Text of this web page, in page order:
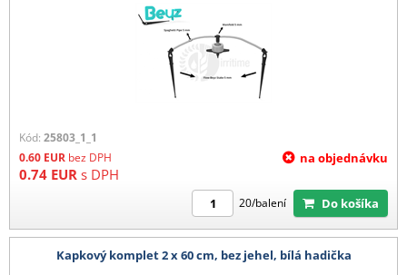
Kód: 25803_1_1
0.60 EUR bez DPH
0.74 EUR s DPH
na objednávku
20/balení Do košíka
Kapkový komplet 2 x 60 cm, bez jehel, bílá hadička